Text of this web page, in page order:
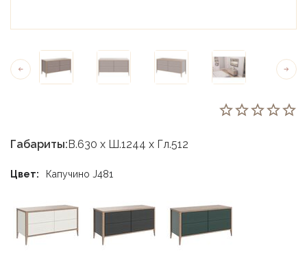
Габариты:В.630 х Ш.1244 х Гл.512
Цвет: Капучино J481